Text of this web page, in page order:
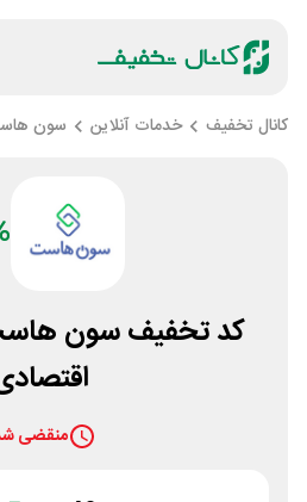
کانال تخفیف خدمات آنلاین سون
کد تخفیف سون
منقضی